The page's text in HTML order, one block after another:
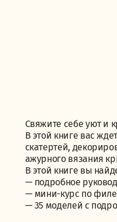
Свяжите себе уют и
В этой книге вас
скатертей,
ажурного вязания
В этой книге вы
— подробное
— мини-курс по
— 35 моделей с